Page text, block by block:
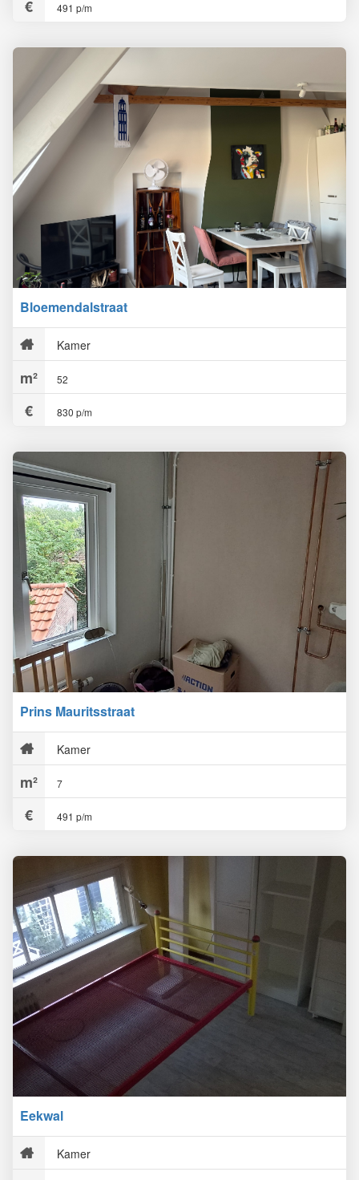
491 p/m
Bloemendalstraat
Kamer
52
830 p/m
Prins Mauritsstraat
Kamer
7
491 p/m
Eekwal
Kamer